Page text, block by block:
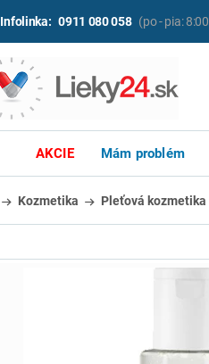
Infolinka: 0911 080 058 (po - pia:
AKCIE Mám problém
Kozmetika Pleťová kozmetika